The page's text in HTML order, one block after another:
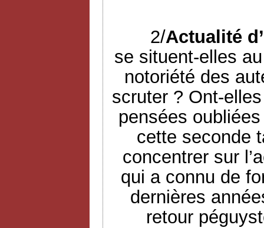
2/Actualité
se situent-elles
notoriété des
scruter ? Ont-
pensées
cette seconde
concentrer sur
qui a connu de
dernières
retour